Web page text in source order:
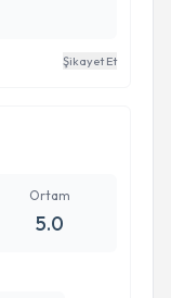
Şikayet Et
Ortam
5.0